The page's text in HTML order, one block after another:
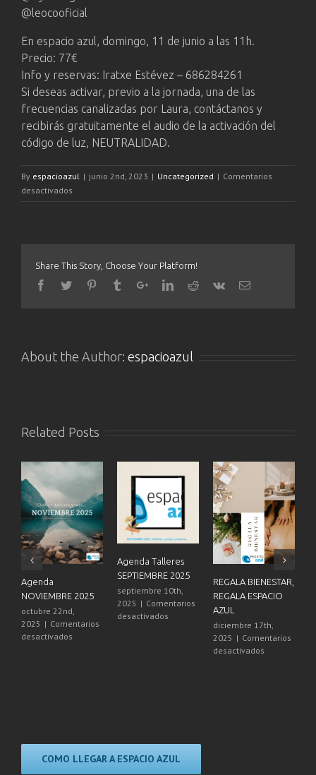
@leocooficial
En espacio azul, domingo, 11 de junio a las 11h.
Precio: 77€
Info y reservas: Iratxe Estévez – 686284261
Si deseas activar, previo a la jornada, una de las
frecuencias canalizadas por Laura, contáctanos y
recibirás gratuitamente el audio de la activación del
código de luz, NEUTRALIDAD.
By espacioazul | junio 2nd, 2023 | Uncategorized | Comentarios
desactivados
VEZ
Share This Story, Choose Your Platform!
About the Author: espacioazul
Related Posts
Agenda
NOVIEMBRE 2025
octubre 22nd,
2025
Comentarios
desactivadosen
Agenda Talleres
SEPTIEMBRE 2025
septiembre 10th,
2025
Comentarios
desactivadosen
REGALA BIENESTAR,
REGALA ESPACIO
AZUL
diciembre 17th,
2025
Comentarios
desactivadosen
COMO LLEGAR A ESPACIO AZUL